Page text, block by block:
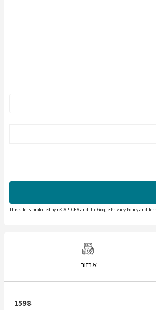
This site is protected by reCAPTCHA and the Google Privacy Policyand
אבזור
1598